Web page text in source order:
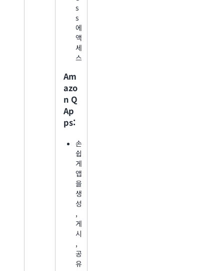
s
s
에
액
세
스
Am
azo
n Q
Ap
ps:
손
쉽
게
앱
을
생
성
,
게
시
,
공
유